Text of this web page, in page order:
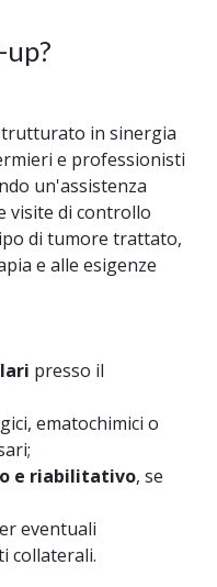
in sinergia
e professionisti
un'assistenza
visite di controllo
di tumore trattato,
e alle esigenze
presso il
ematochimici o
e riabilitativo, se
eventuali
collaterali.